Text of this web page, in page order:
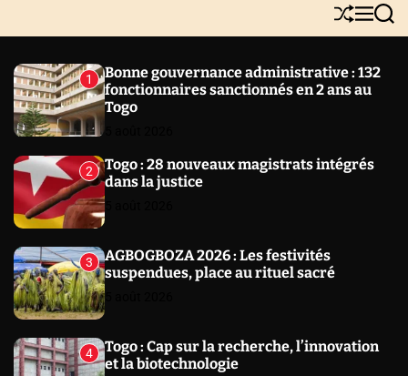
W
S
S
h
l
e
M
e
u
S
e
r
c
1
Bonne gouvernance administrative : 132
fonctionnaires sanctionnés en 2 ans au
Togo
2
Togo : 28 nouveaux magistrats intégrés
dans la justice
3
AGBOGBOZA 2026 : Les festivités
suspendues, place au rituel sacré
4
Togo : Cap sur la recherche, l’innovation
et la biotechnologie